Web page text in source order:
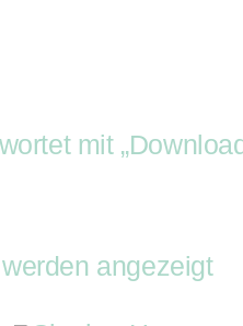
mit
angezeigt